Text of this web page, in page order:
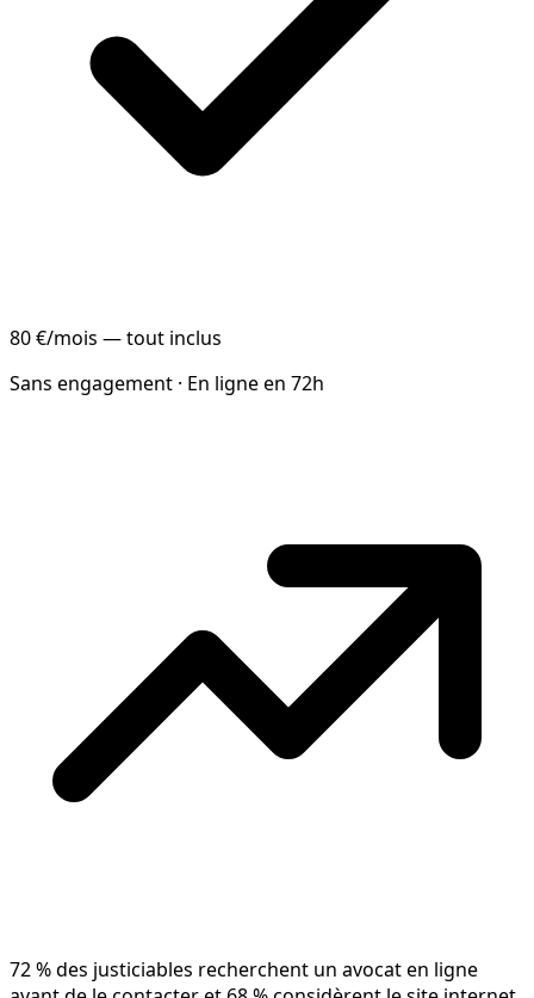
80 €/mois — tout inclus
Sans engagement · En ligne en 72h
72 % des justiciables recherchent un avocat en ligne